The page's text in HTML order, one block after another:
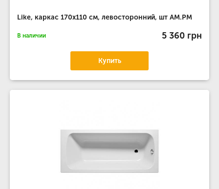
Like, каркас 170х110 см, левосторонний, шт AM.PM
В наличии 5 360 грн
Купить